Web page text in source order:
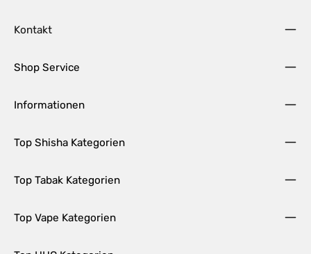
Kontakt
Shop Service
Informationen
Top Shisha Kategorien
Top Tabak Kategorien
Top Vape Kategorien